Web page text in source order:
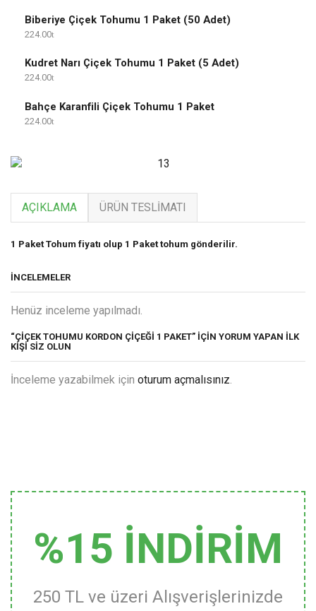
Biberiye Çiçek Tohumu 1 Paket (50 Adet)
224.00
Kudret Narı Çiçek Tohumu 1 Paket (5 Adet)
224.00
Bahçe Karanfili Çiçek Tohumu 1 Paket
224.00
AÇIKLAMA ÜRÜN TESLIMATI
1 Paket Tohum fiyatı olup 1 Paket tohum gönderilir.
İNCELEMELER
Henüz inceleme yapılmadı.
“ÇIÇEK TOHUMU KORDON ÇIÇEĞI 1 PAKET” IÇIN YORUM YAPAN ILK
KIŞI SIZ OLUN
İnceleme yazabilmek için oturum açmalısınız.
%15 İNDİRİM
250 TL ve üzeri Alışverişlerinizde